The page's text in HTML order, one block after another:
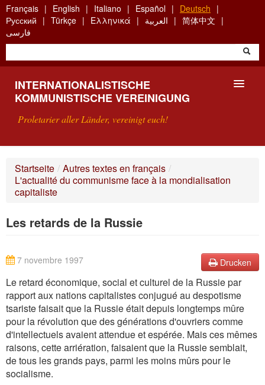
Skip
to
main
content
Français English Italiano Español
Deutsch
Русский
Türkçe Ελληνικά العربية
简体中文
فارسی
INTERNATIONALISTISCHE
KOMMUNISTISCHE VEREINIGUNG
Proletarier aller Länder, vereinigt euch!
WAS IST DIE IKV?
Startseite / Autres textes en français /
L'actualité du communisme face à la mondialisation
capitaliste
Les retards de la Russie
Drucken
7 novembre 1997
Le retard économique, social et culturel de la Russie par
rapport aux nations capitalistes conjugué au despotisme
tsariste faisait que la Russie était depuis longtemps mûre
pour la révolution que des générations d'ouvriers comme
d'intellectuels avaient attendue et espérée. Mais ces mêmes
raisons, cette arriération, faisaient que la Russie semblait,
de tous les grands pays, parmi les moins mûrs pour le
socialisme.